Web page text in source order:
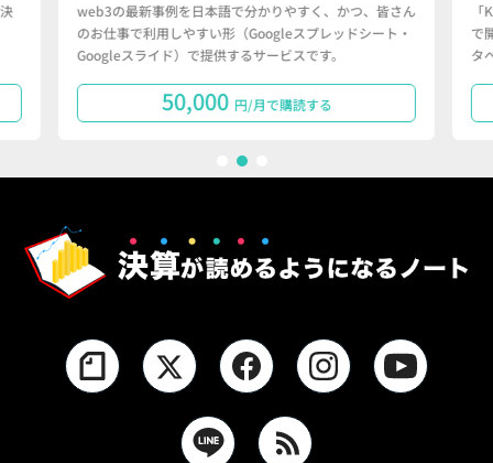
web3の最新事例を日本語で分かりやすく、かつ、皆さん
のお仕事で利用しやすい形（Googleスプレッドシート・
Googleスライド）で提供するサービスです。
50,000 円/月で購読する
で
タ